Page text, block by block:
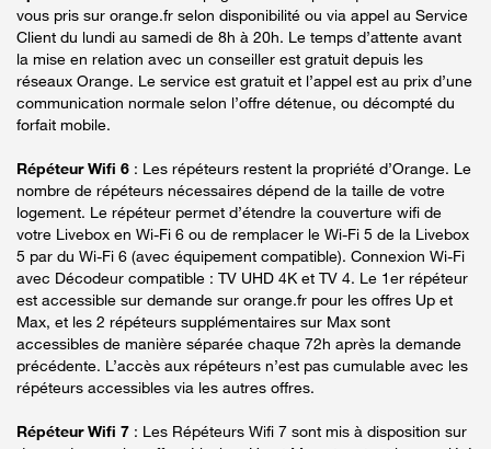
vous pris sur orange.fr selon disponibilité ou via appel au Service
Client du lundi au samedi de 8h à 20h. Le temps d’attente avant
la mise en relation avec un conseiller est gratuit depuis les
réseaux Orange. Le service est gratuit et l’appel est au prix d’une
communication normale selon l’offre détenue, ou décompté du
forfait mobile.
Répéteur Wifi 6 : Les répéteurs restent la propriété d’Orange. Le
nombre de répéteurs nécessaires dépend de la taille de votre
logement. Le répéteur permet d’étendre la couverture wifi de
votre Livebox en Wi-Fi 6 ou de remplacer le Wi-Fi 5 de la Livebox
5 par du Wi-Fi 6 (avec équipement compatible). Connexion Wi-Fi
avec Décodeur compatible : TV UHD 4K et TV 4. Le 1er répéteur
est accessible sur demande sur orange.fr pour les offres Up et
Max, et les 2 répéteurs supplémentaires sur Max sont
accessibles de manière séparée chaque 72h après la demande
précédente. L’accès aux répéteurs n’est pas cumulable avec les
répéteurs accessibles via les autres offres.
Répéteur Wifi 7 : Les Répéteurs Wifi 7 sont mis à disposition sur